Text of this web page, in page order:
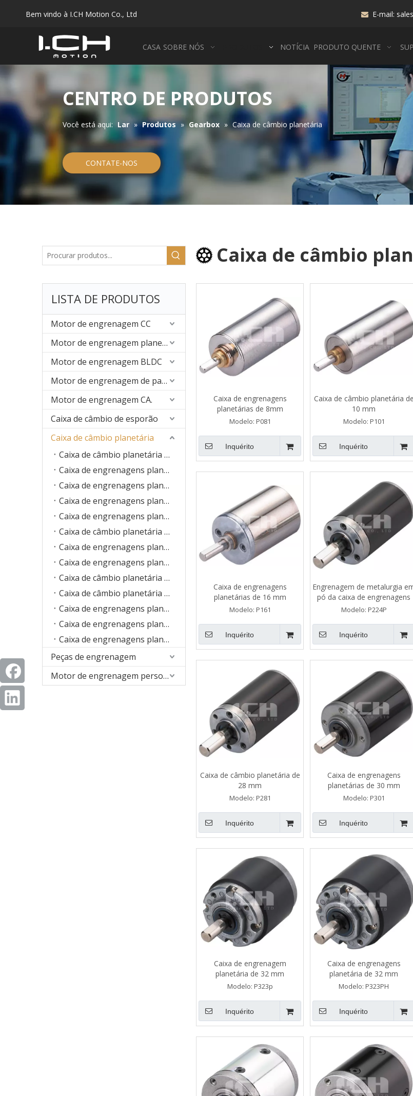
Bem vindo à I.CH Motion Co., Ltd  E-mail:
CASA SOBRE NÓS NOTÍCIA PRODUTO QUENTE
CENTRO DE PRODUTOS
Você está aqui: Lar » Produtos » Gearbox » Caixa de câmbio planetária
CONTATE-NOS
LISTA DE PRODUTOS
Motor de engrenagem CC
Motor de engrenagem planetária
Motor de engrenagem BLDC
Motor de engrenagem de passo
Motor de engrenagem CA.
Caixa de câmbio de esporão
Caixa de câmbio planetária
Caixa de câmbio planetária de 8 mm
Caixa de engrenagens planetárias de 10 mm
Caixa de engrenagens planetárias de 12 mm
Caixa de engrenagens planetárias de 13 mm
Caixa de engrenagens planetárias de 16 mm
Caixa de câmbio planetária de 22 mm
Caixa de engrenagens planetárias de 28 mm
Caixa de engrenagens planetárias de 30 mm
Caixa de câmbio planetária de 32 mm
Caixa de câmbio planetária de 36 mm
Caixa de engrenagens planetárias de 38 mm
Caixa de engrenagens planetárias de 42 mm
Caixa de engrenagens planetária de 60 mm
Peças de engrenagem
Motor de engrenagem personalizado
Caixa de câmbio
Caixa de engrenagens
planetárias de 8mm
Modelo: P081
Inquérito
Caixa de câmbio planetária de
10 mm
Modelo: P101
Inquérito
Caixa de engrenagens
planetárias de 16 mm
Modelo: P161
Inquérito
Engrenagem de metalurgia
pó da caixa de engrenagens
planetárias de 22 mm
Modelo: P224P
Inquérito
Caixa de câmbio planetária de
28 mm
Modelo: P281
Inquérito
Caixa de engrenagens
planetárias de 30 mm
Modelo: P301
Inquérito
Caixa de engrenagem
planetária de 32 mm
equipamento de metalurgia
Modelo: P323p
Inquérito
Caixa de engrenagens
planetária de 32 mm
Modelo: P323PH
Inquérito